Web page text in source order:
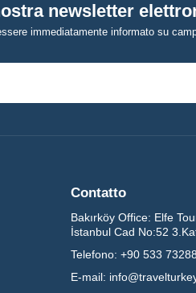
newsletter
immediatamente informato su
Contatto
Bakırköy Office: Elfe
İstanbul Cad No:52
Telefono: +90 533
E-mail: